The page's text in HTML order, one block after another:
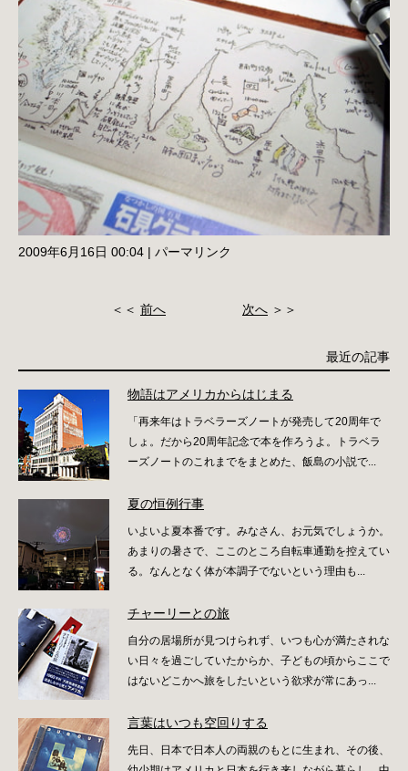
2009年6月16日 00:04 | パーマリンク
＜＜ 前へ 次へ ＞＞
最近の記事
物語はアメリカからはじまる
「再来年はトラベラーズノートが発売して20周年で
しょ。だから20周年記念で本を作ろうよ。トラベラ
ーズノートのこれまでをまとめた、飯島の小説で...
夏の恒例行事
いよいよ夏本番です。みなさん、お元気でしょうか。
あまりの暑さで、ここのところ自転車通勤を控えてい
る。なんとなく体が本調子でないという理由も...
チャーリーとの旅
自分の居場所が見つけられず、いつも心が満たされな
い日々を過ごしていたからか、子どもの頃からここで
はないどこかへ旅をしたいという欲求が常にあっ...
言葉はいつも空回りする
先日、日本で日本人の両親のもとに生まれ、その後、